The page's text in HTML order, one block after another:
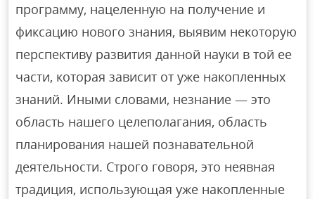
программу, нацеленную на получение и
фиксацию нового знания, выявим некоторую
перспективу развития данной науки в той ее
части, которая зависит от уже накопленных
знаний. Иными словами, незнание — это
область нашего целеполагания, область
планирования нашей познавательной
деятельности. Строго говоря, это неявная
традиция, использующая уже накопленные